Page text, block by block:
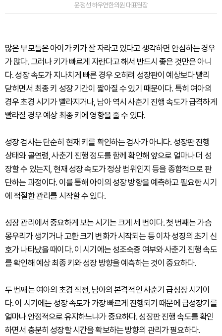
윤정선 하우연한의원 대표원장
많은 부모들은 아이가 키가 잘 자라고 있다고 생각하면 안심하는 경우
가 많다. 그러나 키가 빠르게 자란다고 해서 반드시 좋은 것만은 아니
다. 성장 속도가 지나치게 빠른 경우 오히려 성장판이 예상보다 빨리
닫히면서 최종 키 성장 기간이 짧아질 수 있기 때문이다. 특히 여아의
경우 초경 시기가 빨라지거나, 남아 역시 사춘기 진행 속도가 급격하게
빨라질 경우 예상 최종 키에 영향을 줄 수 있다.
성장 검사는 단순히 현재 키를 확인하는 검사가 아니다. 성장판 진행
상태와 골연령, 사춘기 진행 정도를 함께 확인해 앞으로 얼마나 더 성
장할 수 있는지, 현재 성장 속도가 정상 범위인지 등을 종합적으로 판
단하는 과정이다. 이를 통해 아이의 성장 방향을 예측하고 필요한 시기
에 적절한 관리를 시작할 수 있다.
성장 관리에서 중요하게 보는 시기는 크게 세 번이다. 첫 번째는 가슴
몽우리가 생기거나 고환 크기 변화가 시작되는 등 이차 성징의 초기 신
호가 나타났을 때이다. 이 시기에는 성조숙증 여부와 사춘기 진행 속도
를 확인해 예상 최종 키와 성장 방향을 예측하는 것이 중요하다.
두 번째는 여아의 초경 직전, 남아의 본격적인 사춘기 급성장 시기이
다. 이 시기에는 성장 속도가 가장 빠르게 진행되기 때문에 급성장기를
얼마나 안정적으로 유지하느냐가 중요하다. 성장판 진행 속도를 확인
하면서 충분히 성장할 시간을 확보하는 방향의 관리가 필요하다.